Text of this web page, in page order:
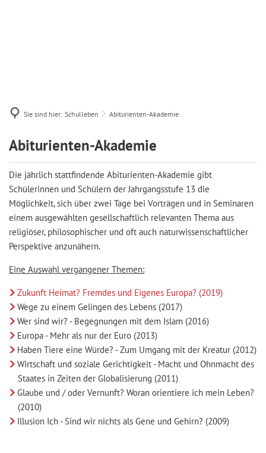
Sie sind hier: Schulleben Abiturienten-Akademie
Abiturienten-
Abiturienten-Akademie
Die jährlich stattfindende Abiturienten-Akademie gibt
Schülerinnen und Schülern der Jahrgangsstufe 13 die
Möglichkeit, sich über zwei Tage bei Vorträgen und in Seminaren
einem ausgewählten gesellschaftlich relevanten Thema aus
religiöser, philosophischer und oft auch naturwissenschaftlicher
Perspektive anzunähern.
Eine Auswahl vergangener Themen:
Zukunft Heimat? Fremdes und Eigenes Europa? (2019)
Wege zu einem Gelingen des Lebens (2017)
Wer sind wir? - Begegnungen mit dem Islam (2016)
Europa - Mehr als nur der Euro (2013)
Haben Tiere eine Würde? - Zum Umgang mit der Kreatur (2012)
Wirtschaft und soziale Gerichtigkeit - Macht und Ohnmacht des
Staates in Zeiten der Globalisierung (2011)
Glaube und / oder Vernunft? Woran orientiere ich mein Leben?
(2010)
Illusion Ich - Sind wir nichts als Gene und Gehirn? (2009)